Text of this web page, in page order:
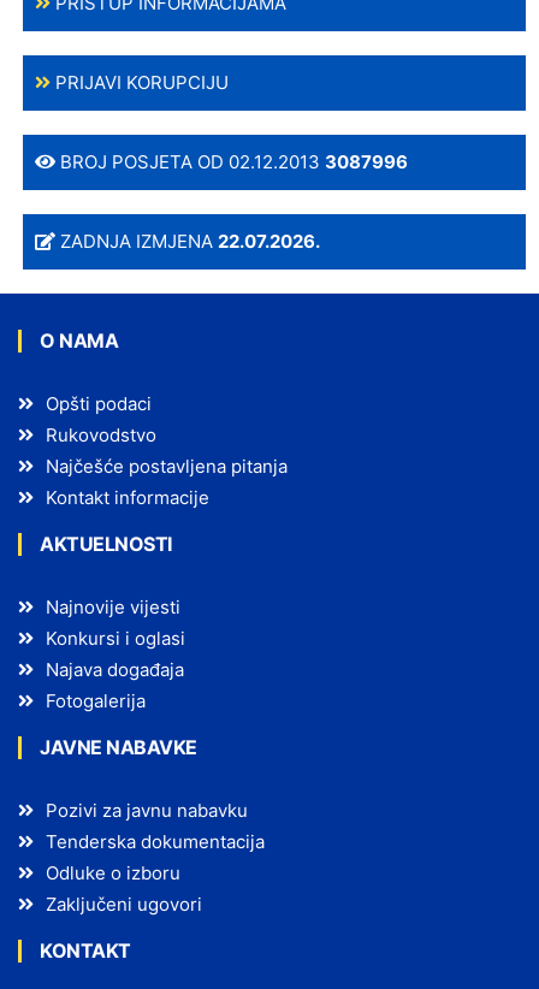
PRIJAVI KORUPCIJU
BROJ POSJETA OD 02.12.20133087996
ZADNJA IZMJENA22.07.2026.
O NAMA
Opšti podaci
Rukovodstvo
Najčešće postavljena pitanja
Kontakt informacije
AKTUELNOSTI
Najnovije vijesti
Konkursi i oglasi
Najava događaja
Fotogalerija
JAVNE NABAVKE
Pozivi za javnu nabavku
Tenderska dokumentacija
Odluke o izboru
Zaključeni ugovori
KONTAKT